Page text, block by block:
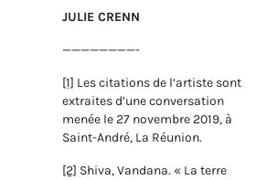
JULIE CRENN
————————-
[1] Les citations de l’artiste sont
extraites d’une conversation
menée le 27 novembre 2019, à
Saint-André, La Réunion.
[2] Shiva, Vandana. « La terre